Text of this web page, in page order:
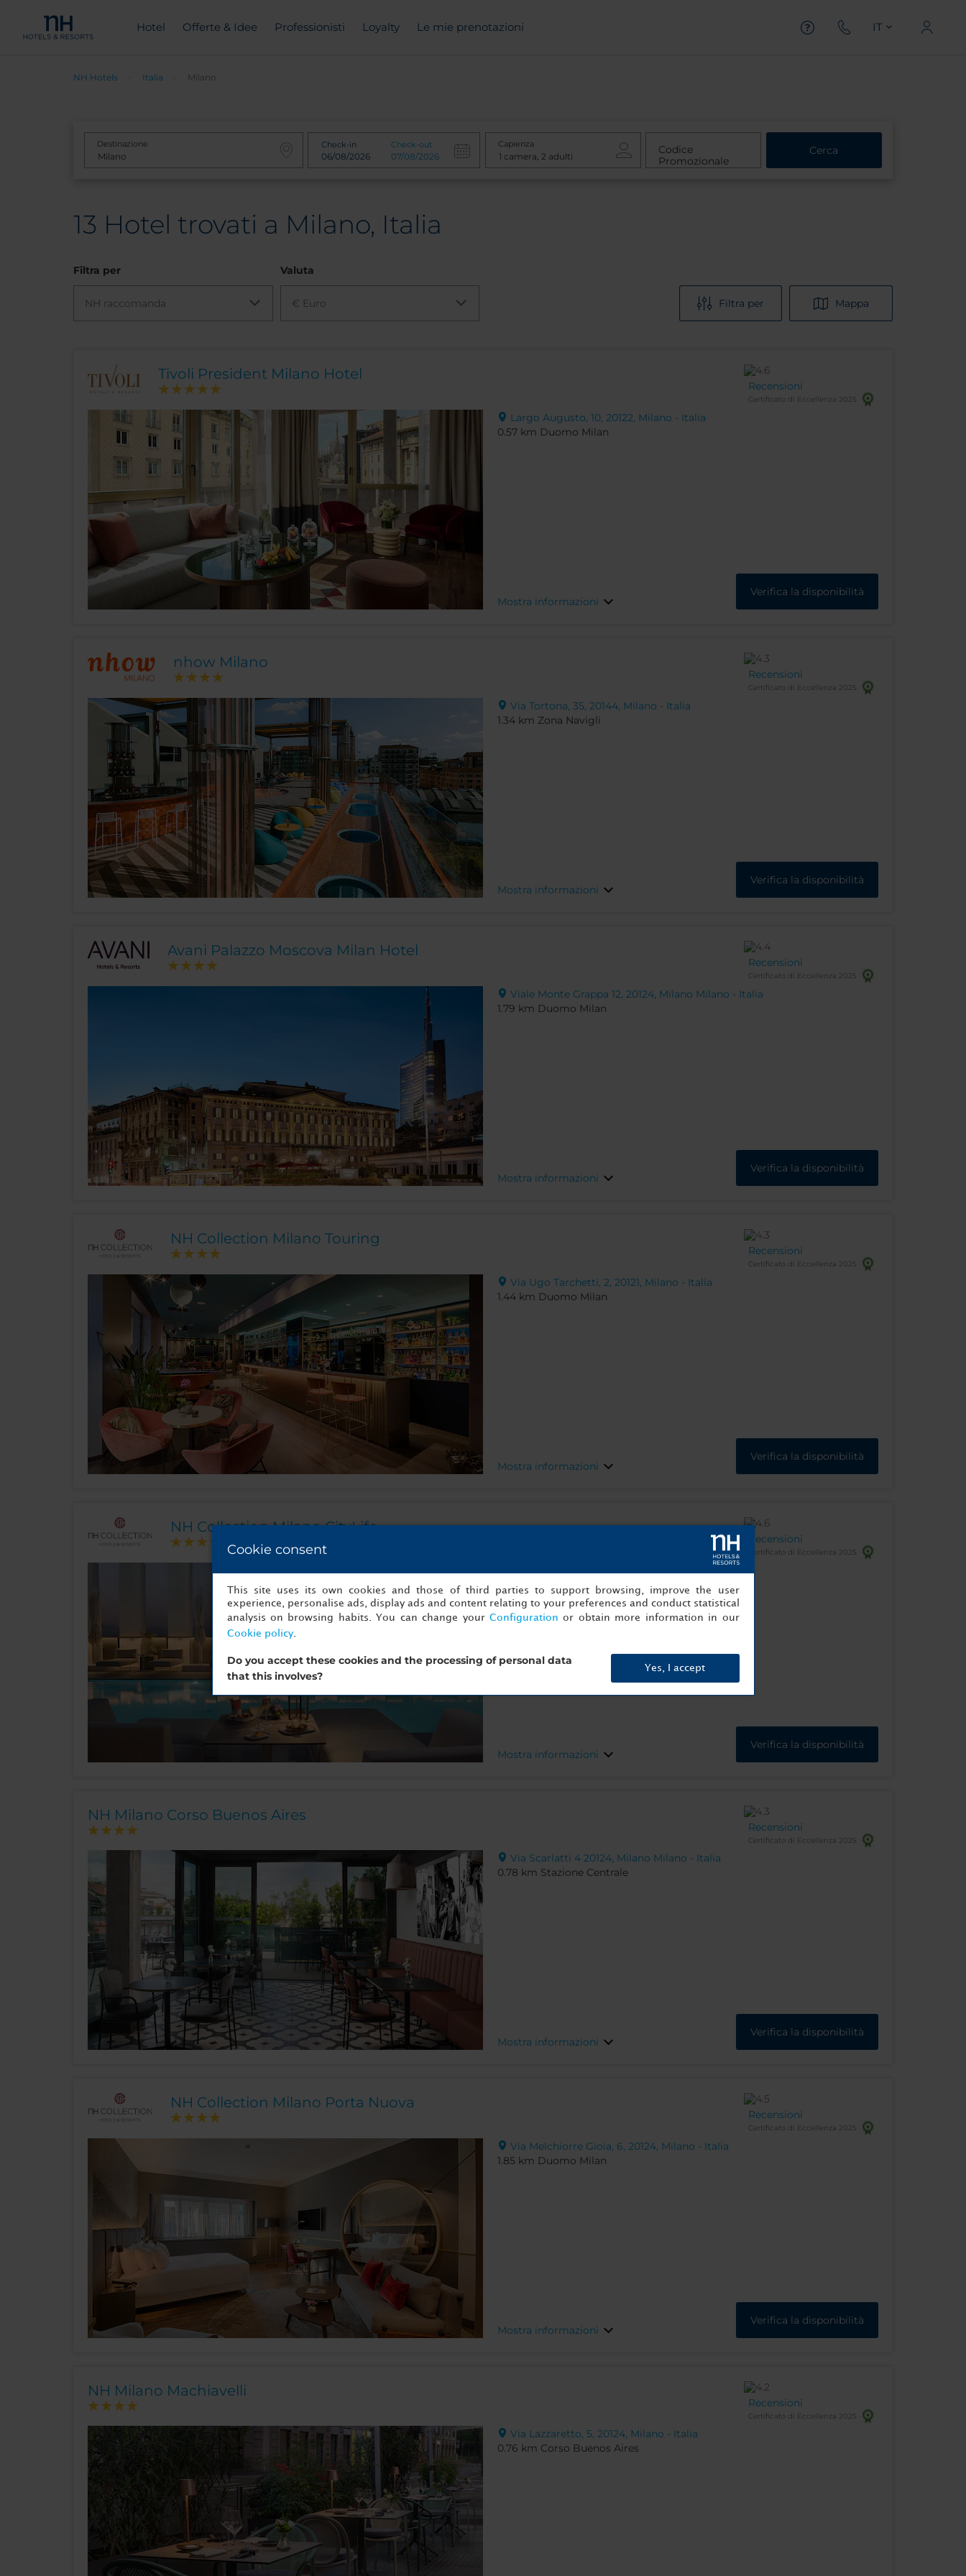
Hotel Offerte & Idee Professionisti Loyalty Le mie prenotazioni IT
NH Hotels Italia Milano
Destinazione Check-in Check-out Capienza
Codice
Promozionale
Cerca
13 Hotel trovati a Milano, Italia
Filtra per
NH raccomanda
Valuta
€ Euro Filtra per Mappa
Tivoli President Milano Hotel
Largo Augusto, 10, 20122, Milano - Italia
0.57 km Duomo Milan
Recensioni
Certificato di Eccellenza 2025
Mostra informazioni
Verifica la disponibilità
nhow Milano
Via Tortona, 35, 20144, Milano - Italia
1.34 km Zona Navigli
Recensioni
Certificato di Eccellenza 2025
Mostra informazioni
Verifica la disponibilità
Avani Palazzo Moscova Milan Hotel
Viale Monte Grappa 12, 20124, Milano Milano - Italia
1.79 km Duomo Milan
Recensioni
Certificato di Eccellenza 2025
Mostra informazioni
Verifica la disponibilità
NH Collection Milano Touring
Via Ugo Tarchetti, 2, 20121, Milano - Italia
1.44 km Duomo Milan
Recensioni
Certificato di Eccellenza 2025
Mostra informazioni
Verifica la disponibilità
NH Collection Milano CityLife
Via Bartolomeo Colleoni, 14 20149, Milano - Italia
0.18 km MiCo Milano Congressi
Recensioni
Certificato di Eccellenza 2025
Mostra informazioni
Verifica la disponibilità
NH Milano Corso Buenos Aires
Via Scarlatti 4 20124, Milano Milano - Italia
0.78 km Stazione Centrale
Recensioni
Certificato di Eccellenza 2025
Mostra informazioni
Verifica la disponibilità
NH Collection Milano Porta Nuova
Via Melchiorre Gioia, 6, 20124, Milano - Italia
1.85 km Duomo Milan
Recensioni
Certificato di Eccellenza 2025
Mostra informazioni
Verifica la disponibilità
NH Milano Machiavelli
Via Lazzaretto, 5, 20124, Milano - Italia
0.76 km Corso Buenos Aires
Recensioni
Certificato di Eccellenza 2025
Cookie consent
This site uses its own cookies and those of third parties to support browsing, improve the user
experience, personalise ads, display ads and content relating to your preferences and conduct statistical
analysis on browsing habits. You can change your Configuration or obtain more information in our
Cookie policy.
Do you accept these cookies and the processing of personal data
that this involves?
Yes, I accept